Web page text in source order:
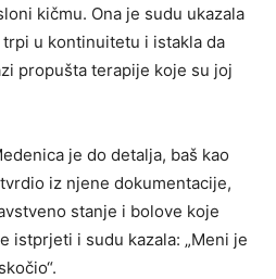
kičmu. Ona je sudu ukazala
u kontinuitetu i istakla da
propušta terapije koje su joj
je do detalja, baš kao
iz njene dokumentacije,
stanje i bolove koje
istprjeti i sudu kazala: „Meni je